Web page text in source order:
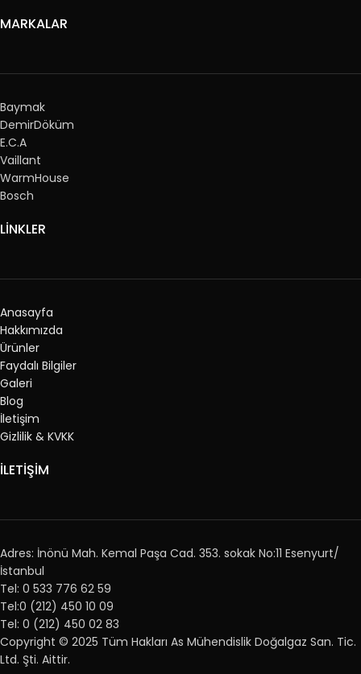
MARKALAR
Baymak
DemirDöküm
E.C.A
Vaillant
WarmHouse
Bosch
LİNKLER
Anasayfa
Hakkımızda
Ürünler
Faydalı Bilgiler
Galeri
Blog
İletişim
Gizlilik & KVKK
İLETİŞİM
Adres: İnönü Mah. Kemal Paşa Cad. 353. sokak No:11 Esenyurt/
İstanbul
Tel: 0 533 776 62 59
Tel:0 (212) 450 10 09
Tel: 0 (212) 450 02 83
Copyright © 2025 Tüm Hakları As Mühendislik Doğalgaz San. Tic.
Ltd. Şti. Aittir.